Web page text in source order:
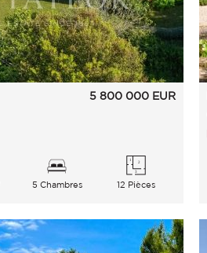
5 800 000 EUR
5 Chambres 12 Pièces